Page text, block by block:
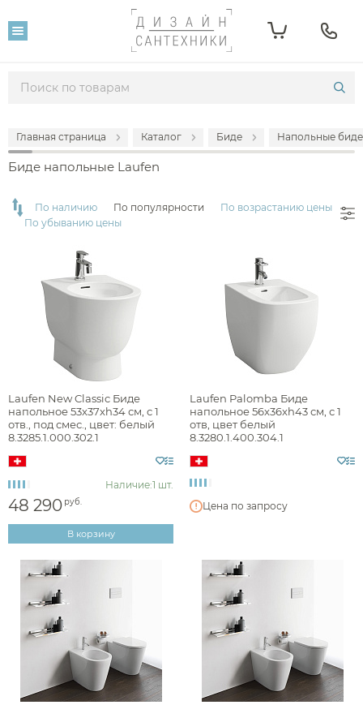
Главная страница Каталог Биде Напольные биде
Биде напольные Laufen
Фильтр
15 975 109 095
Производитель
есть в наличии
белый
Фактура
матовая
Стилистика дизайна
По наличию По популярности
По возрастанию цены
По убыванию цены
Laufen New Classic Биде
напольное 53x37xh34 см, с 1
отв., под смес., цвет: белый
8.3285.1.000.302.1
Наличие:1 шт.
48 290 руб.
В корзину
Laufen Palomba Биде
напольное 56x36xh43 см, с 1
отв, цвет белый
8.3280.1.400.304.1
Цена по запросу